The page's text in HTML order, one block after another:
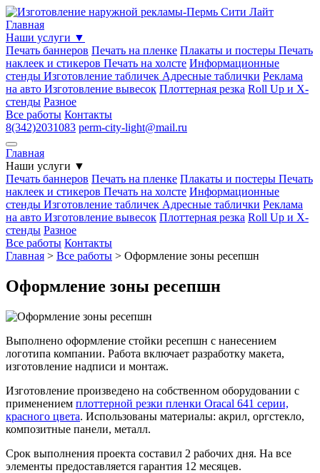
Главная
Наши услуги ▼
Печать баннеров Печать на пленке Плакаты и постеры Печать
наклеек и стикеров Печать на холсте Информационные
стенды Изготовление табличек Адресные таблички Реклама
на авто Изготовление вывесок Плоттерная резка Roll Up и Х-
стенды Разное
Все работы Контакты
8(342)2031083 perm-city-light@mail.ru
Главная
Наши услуги ▼
Печать баннеров Печать на пленке Плакаты и постеры Печать
наклеек и стикеров Печать на холсте Информационные
стенды Изготовление табличек Адресные таблички Реклама
на авто Изготовление вывесок Плоттерная резка Roll Up и Х-
стенды Разное
Все работы Контакты
Главная > Все работы > Оформление зоны ресепшн
Оформление зоны ресепшн
Выполнено оформление стойки ресепшн с нанесением
логотипа компании. Работа включает разработку макета,
изготовление надписи и монтаж.
Изготовление произведено на собственном оборудовании с
применением плоттерной резки пленки Oracal 641 серии,
красного цвета. Использованы материалы: акрил, оргстекло,
композитные панели, металл.
Срок выполнения проекта составил 2 рабочих дня. На все
элементы предоставляется гарантия 12 месяцев.